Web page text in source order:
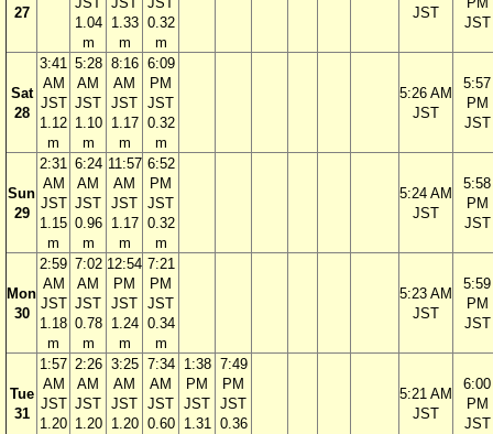
27
1.04
m
1.33
m
0.32
m
JST
JST
Sat
28
3:41
AM
JST
1.12
m
5:28
AM
JST
1.10
m
8:16
AM
JST
1.17
m
6:09
PM
JST
0.32
m
5:26 AM
JST
5:57
PM
JST
Sun
29
2:31
AM
JST
1.15
m
6:24
AM
JST
0.96
m
11:57
AM
JST
1.17
m
6:52
PM
JST
0.32
m
5:24 AM
JST
5:58
PM
JST
Mon
30
2:59
AM
JST
1.18
m
7:02
AM
JST
0.78
m
12:54
PM
JST
1.24
m
7:21
PM
JST
0.34
m
5:23 AM
JST
5:59
PM
JST
Tue
31
1:57
AM
JST
1.20
2:26
AM
JST
1.20
3:25
AM
JST
1.20
7:34
AM
JST
0.60
1:38
PM
JST
1.31
7:49
PM
JST
0.36
5:21 AM
JST
6:00
PM
JST